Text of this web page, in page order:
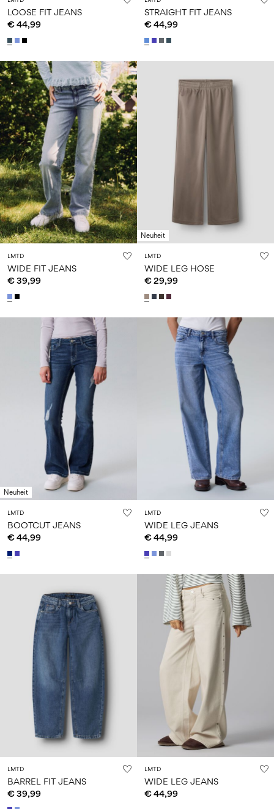
LOOSE FIT JEANS
€ 44,99
STRAIGHT FIT JEANS
€ 44,99
LMTD
WIDE FIT JEANS
€ 39,99
Neuheit
LMTD
WIDE LEG HOSE
€ 29,99
Neuheit
LMTD
BOOTCUT JEANS
€ 44,99
LMTD
WIDE LEG JEANS
€ 44,99
LMTD
BARREL FIT JEANS
€ 39,99
LMTD
WIDE LEG JEANS
€ 44,99